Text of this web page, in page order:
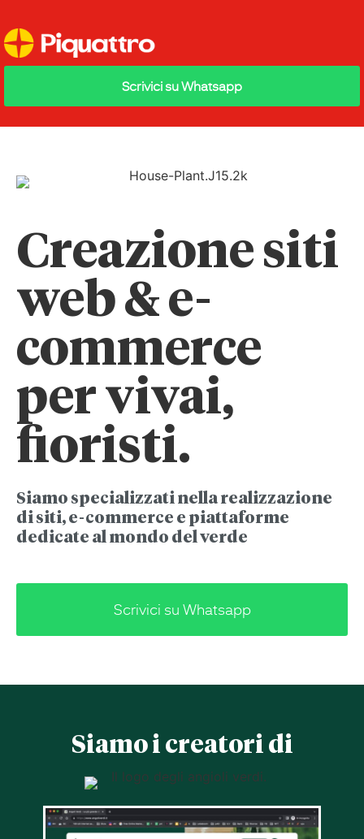
Scrivici su Whatsapp
Creazione siti
web & e-
commerce
per vivai,
fioristi.
Siamo specializzati nella realizzazione
di siti, e-commerce e piattaforme
dedicate al mondo del verde
Scrivici su Whatsapp
Siamo i creatori di